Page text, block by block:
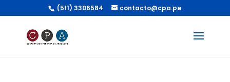
(511) 3306584 contacto@cpa.pe